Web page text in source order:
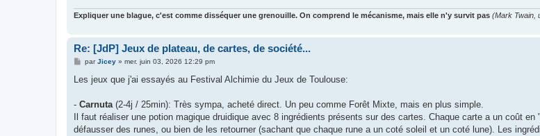
Expliquer une blague, c'est comme disséquer une grenouille. On comprend le mécanisme, mais elle n'y survit pas (Mark Twain,
Re: [JdP] Jeux de plateau, de cartes, de société...
M
s
g
parJicey» mer. juin 03, 2026 12:29 pm
Les jeux que j'ai essayés au Festival Alchimie du Jeux de Toulouse:
- Carnuta(2-4j / 25min): Très sympa, acheté direct. Un peu comme Forêt Mixte, mais en plus simple.
Il faut réaliser une potion magique druidique avec 8 ingrédients présents sur des cartes. Chaque carte a un coût
défausser des runes, ou bien de les retourner (sachant que chaque rune a un coté soleil et un coté lune). Les